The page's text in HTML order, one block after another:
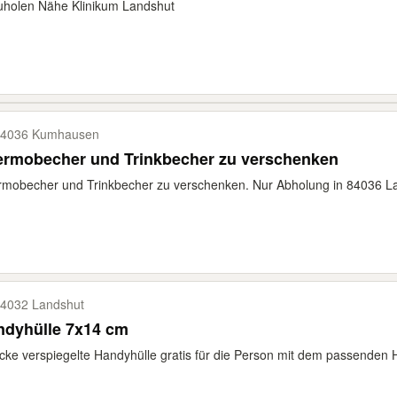
Nähe Klinikum Landshut
Kumhausen
und Trinkbecher zu verschenken
und Trinkbecher zu verschenken. Nur Abholung in 84036
Landshut
7x14 cm
verspiegelte Handyhülle gratis für die Person mit dem passenden